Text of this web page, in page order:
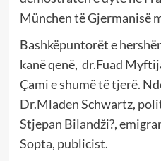
München të Gjermanisë
Bashkëpuntorët e
kanë qenë, dr.Fuad
Çami e shumë të tjerë.
Dr.Mladen Schwartz,
Stjepan Bilandži?,
Sopta, publicist.